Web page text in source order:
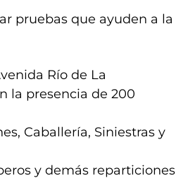
pruebas que ayuden a la
Río de La
la presencia de 200
Caballería, Siniestras y
y demás reparticiones